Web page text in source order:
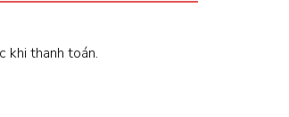
khi thanh toán.